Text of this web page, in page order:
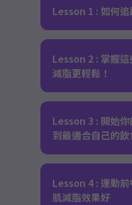
Lesson 1 : 如何追
Lesson 2 : 掌握
減脂更輕鬆！
Lesson 3 : 開始
到最適合自己的
Lesson 4 : 運動
肌減脂效果好